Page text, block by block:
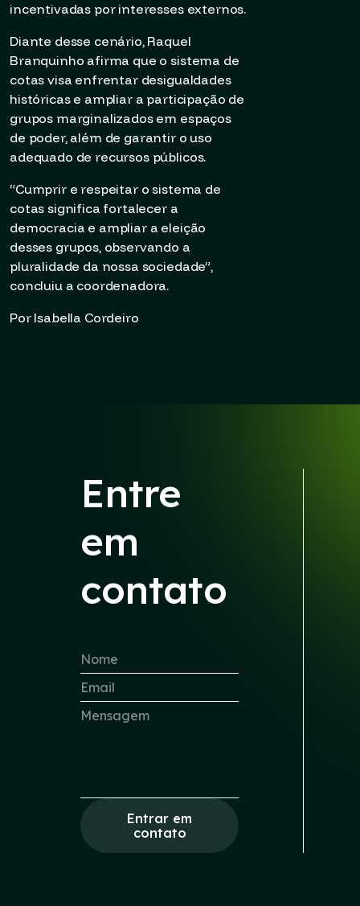
incentivadas por interesses externos.
Diante desse cenário, Raquel
Branquinho afirma que o sistema de
cotas visa enfrentar desigualdades
históricas e ampliar a participação de
grupos marginalizados em espaços
de poder, além de garantir o uso
adequado de recursos públicos.
“Cumprir e respeitar o sistema de
cotas significa fortalecer a
democracia e ampliar a eleição
desses grupos, observando a
pluralidade da nossa sociedade”,
concluiu a coordenadora.
Por Isabella Cordeiro
Entre
em
contato
Entrar em
contato